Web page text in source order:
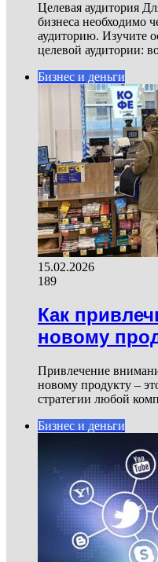
Целевая аудитория
бизнеса необходимо
аудиторию. Изучите
целевой аудитории:
Бизнес и деньги
15.02.2026
189
Как
новому
Привлечение
новому продукту –
стратегии любой
Бизнес и деньги